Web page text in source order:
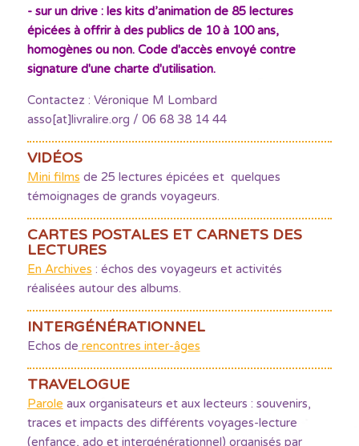
- sur un drive : les kits d’animation de 85 lectures
épicées à offrir à des publics de 10 à 100 ans,
homogènes ou non. Code d'accès envoyé contre
signature d'une charte d'utilisation.
Contactez : Véronique M Lombard
asso[at]livralire.org / 06 68 38 14 44
VIDÉOS
Mini films de 25 lectures épicées et quelques
témoignages de grands voyageurs.
CARTES POSTALES ET CARNETS DES
LECTURES
En Archives : échos des voyageurs et activités
réalisées autour des albums.
INTERGÉNÉRATIONNEL
Echos de rencontres inter-âges
TRAVELOGUE
Parole aux organisateurs et aux lecteurs : souvenirs,
traces et impacts des différents voyages-lecture
(enfance, ado et intergénérationnel) organisés par